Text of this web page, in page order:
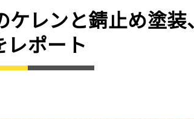
レンと錆止め塗装
レポート